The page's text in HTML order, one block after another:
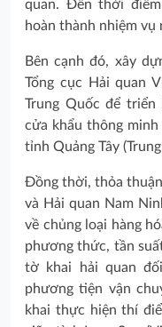
quan. Đến thời
hoàn thành nhiệm vụ
Bên cạnh đó, xây
Tổng cục Hải quan
Trung Quốc để
cửa khẩu thông
tỉnh Quảng Tây
Đồng thời, thỏa
và Hải quan Nam
về chủng loại hàng
phương thức, tần
tờ khai hải quan
phương tiện vận
khai thực hiện thí